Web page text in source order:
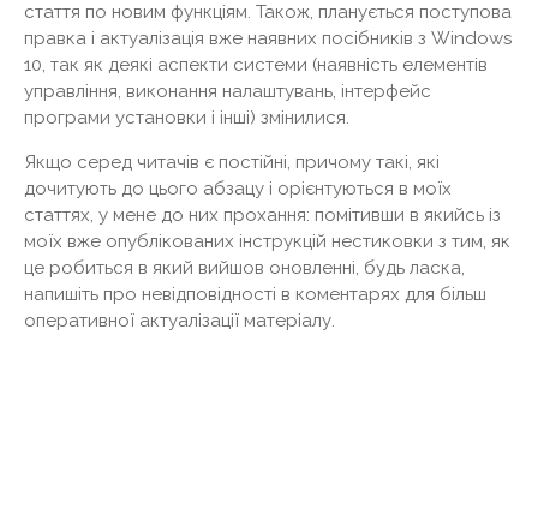
стаття по новим функціям. Також, планується поступова
правка і актуалізація вже наявних посібників з Windows
10, так як деякі аспекти системи (наявність елементів
управління, виконання налаштувань, інтерфейс
програми установки і інші) змінилися.
Якщо серед читачів є постійні, причому такі, які
дочитують до цього абзацу і орієнтуються в моїх
статтях, у мене до них прохання: помітивши в якийсь із
моїх вже опублікованих інструкцій нестиковки з тим, як
це робиться в який вийшов оновленні, будь ласка,
напишіть про невідповідності в коментарях для більш
оперативної актуалізації матеріалу.